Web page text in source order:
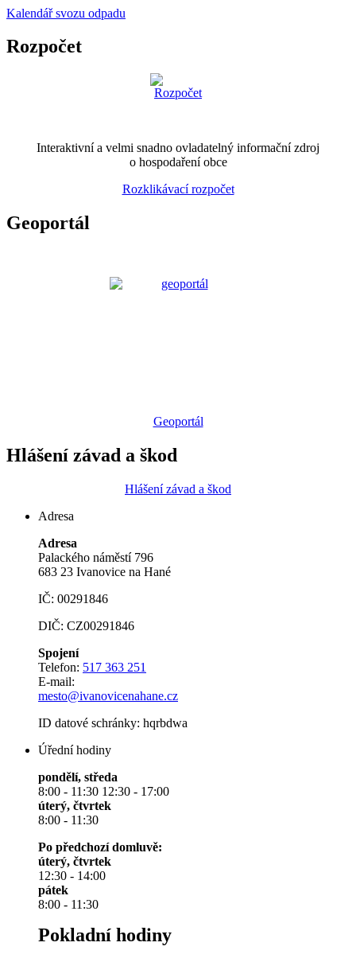
Kalendář svozu odpadu
Rozpočet
Interaktivní a velmi snadno ovladatelný informační zdroj
o hospodaření obce
Rozklikávací rozpočet
Geoportál
Geoportál
Hlášení závad a škod
Hlášení závad a škod
Adresa
Adresa
Palackého náměstí 796
683 23 Ivanovice na Hané
IČ: 00291846
DIČ: CZ00291846
Spojení
Telefon: 517 363 251
E-mail:
mesto@ivanovicenahane.cz
ID datové schránky: hqrbdwa
Úřední hodiny
pondělí, středa
8:00 - 11:30 12:30 - 17:00
úterý, čtvrtek
8:00 - 11:30
Po předchozí domluvě:
úterý, čtvrtek
12:30 - 14:00
pátek
8:00 - 11:30
Pokladní hodiny